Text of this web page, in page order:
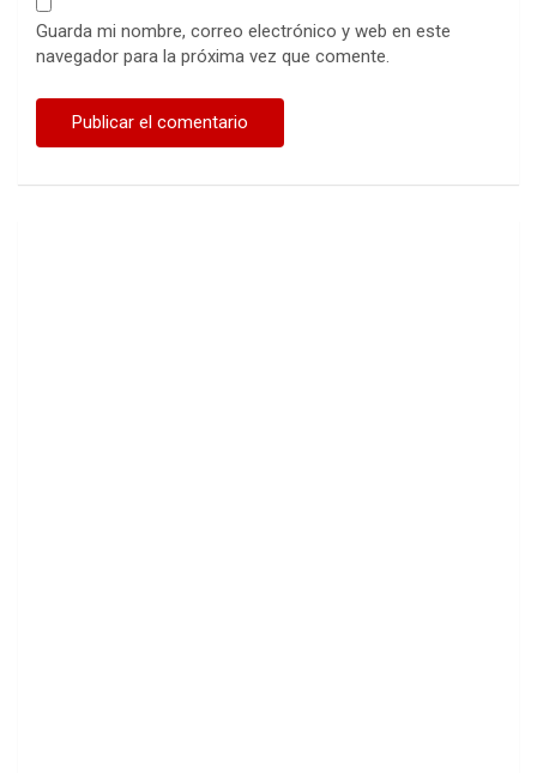
Guarda mi nombre, correo electrónico y web en este
navegador para la próxima vez que comente.